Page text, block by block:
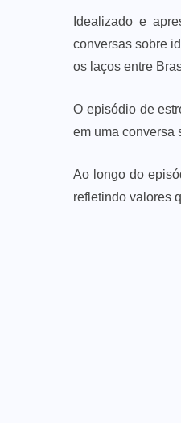
Idealizado e
conversas sobre
os laços entre
O episódio de
em uma conversa
Ao longo do
refletindo valores